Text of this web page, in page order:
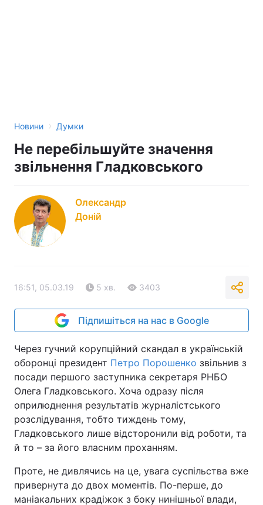
Новини › Думки
Не перебільшуйте значення
звільнення Гладковського
Олександр
Доній
16:51, 05.03.19 5 хв. 3403
Підпишіться на нас в Google
Через гучний корупційний скандал в українській
оборонці президент Петро Порошенко звільнив з
посади першого заступника секретаря РНБО
Олега Гладковського. Хоча одразу після
оприлюднення результатів журналістського
розслідування, тобто тиждень тому,
Гладковського лише відсторонили від роботи, та
й то – за його власним проханням.
Проте, не дивлячись на це, увага суспільства вже
привернута до двох моментів. По-перше, до
маніакальних крадіжок з боку нинішньої влади,